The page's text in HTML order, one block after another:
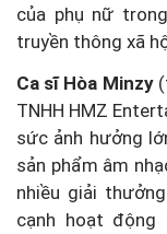
của phụ nữ
truyền thông xã
Ca sĩ Hòa Minzy
TNHH HMZ
sức ảnh hưởng
sản phẩm âm
nhiều giải
cạnh hoạt động